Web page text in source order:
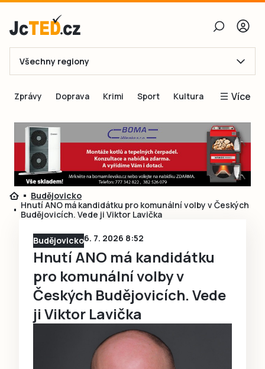
E-mail
Obnovit heslo
Přihlásit se
Přihlásit se přes Facebook
Ještě nemám účet, chci se
Všechny regiony
Zprávy Doprava Krimi Sport Kultura Více
Blogy
Inspirace
Čtenáři píší
Speciální přílohy
Budějovicko
Hnutí ANO má kandidátku pro komunální volby v Českých
Budějovicích. Vede ji Viktor Lavička
Budějovicko6. 7. 2026 8:52
Hnutí ANO má kandidátku
pro komunální volby v
Českých Budějovicích. Vede
ji Viktor Lavička